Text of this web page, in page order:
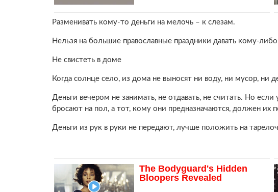
Разменивать кому-то деньги на мелочь – к слезам.
Нельзя на большие православные праздники давать кому-
Не свистеть в доме
Когда солнце село, из дома не выносят ни воду, ни мусор, ни
Деньги вечером не занимать, не отдавать, не считать. Но
бросают на пол, а тот, кому они предназначаются, должен их
Деньги из рук в руки не передают, лучше положить на